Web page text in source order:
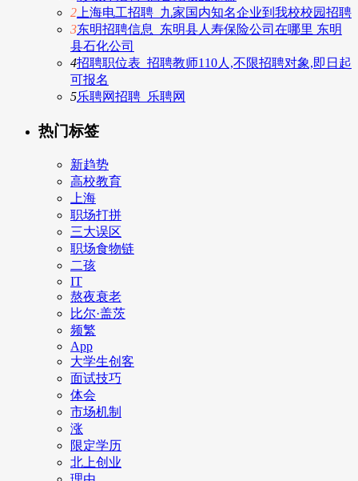
2 上海电工招聘_九家国内知名企业到我校校园招聘
3东明招聘信息_东明县人寿保险公司在哪里 东明
县石化公司
4招聘职位表_招聘教师110人,不限招聘对象,即日起
可报名
5乐聘网招聘_乐聘网
热门标签
新趋势
高校教育
上海
职场打拼
三大误区
职场食物链
二孩
IT
熬夜衰老
比尔·盖茨
频繁
App
大学生创客
面试技巧
体会
市场机制
涨
限定学历
北上创业